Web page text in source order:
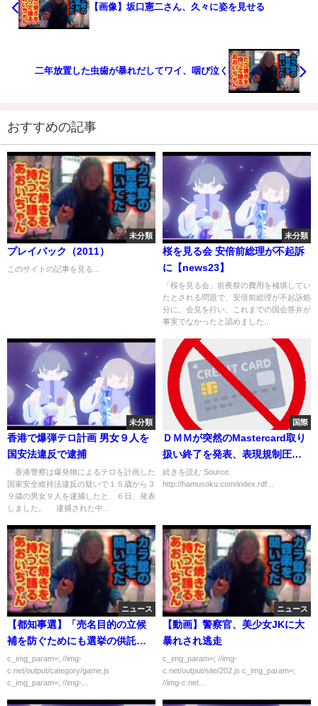
【画像】坂口憲二さん、久々に姿を見せる
二年放置した虫歯が暴れだしてワイ、咽び泣く
おすすめの記事
未分類
プレイバック（2011）
このサイトの記事を見る...
未分類
桜を見る会 安倍前総理が不起訴
に【news23】
「桜を見る会」前夜祭の費用を補填してい
たとされる問題で、安倍前総理が不起訴処
分に。会見を行い、これまでの国会答弁が
事実でなかったと認めました...
未分類
香港で爆弾テロ計画 男女９人を
国安法違反で逮捕
香港警察は爆発物によるテロを計画した
国家安全維持法違反の疑いで１５歳から３
９歳の男女９人を逮捕したと、６日、発表
しました。 逮捕された中...
国際
ＤＭＭが突然のMastercard取り
扱い終了を発表、表現規制圧力
によるものか？との憶測も
続きを読む Source:
http://hamusoku.com/index.rdf...
ニュース
【都知事選】「売名目的の立候
補を防ぐためにも選挙の供託金
を3000万円にすべきだ」竹中平
蔵氏が正論
c_img_param=; //img-
c.net/output/category/game.js
c_img_param=; //img-...
ニュース
【動画】警察官、美少女JKに大
暴れされ逃走
c_img_param=; //img-
c.net/output/site/202.js c_img_param=;
//img-c.net...